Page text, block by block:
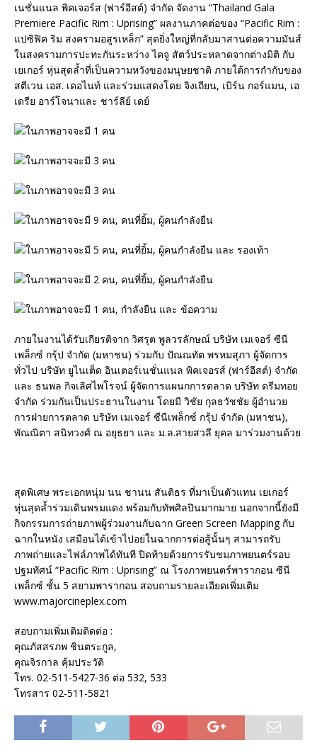
เนชั่นแนล พิคเจอร์ส (ฟาร์อีสต์) จำกัด จัดงาน “Thailand Gala
Premiere Pacific Rim : Uprising” ผลงานภาคต่อของ “Pacific Rim :
แปซิฟิค ริม สงครามอสูรเหล็ก” สุดยิ่งใหญ่ที่กลับมาสานต่อความมันส์
ในสงครามการปะทะกันระหว่าง ไคจู สัตว์ประหลาดจากต่างมิติ กับ
เยเกอร์ หุ่นสุดล้ำที่เป็นความหวังของมนุษยชาติ ภายใต้การกำกับของ
สตีเวน เอส. เดอไนท์ และร่วมแสดงโดย จิงเถียน, เบิร์น กอร์แมน, เอ
เดรีย อาร์โจนาและ ชาร์ลีย์ เดย์
ภายในงานได้รับเกียรติจาก วิศรุต พูลวรลักษณ์ บริษัท เมเจอร์ ซีนี
เพล็กซ์ กรุ้ป จำกัด (มหาชน) ร่วมกับ ปัณณทัต พรหมสุภา ผู้จัดการ
ทั่วไป บริษัท ยูไนเต็ด อินเตอร์เนชั่นแนล พิคเจอรส์ (ฟาร์อีสต์) จำกัด
และ ธนพล กิจเลิศไพโรจน์ ผู้จัดการแผนกการตลาด บริษัท ดรีมทอย
จำกัด ร่วมกันเป็นประธานในงาน โดยมี วิชัย กุลธวัชชัย ผู้อำนวย
การฝ่ายการตลาด บริษัท เมเจอร์ ซีนีเพล็กซ์ กรุ้ป จำกัด (มหาชน),
พัณณิตา สนิทวงศ์ ณ อยุธยา และ ม.ล.สายสวลี ยุคล มาร่วมงานด้วย
สุดพิเศษ พระเอกหนุ่ม นน ชานน สันติธร ที่มาเป็นตัวแทน เยเกอร์
หุ่นสุดล้ำร่วมเดินพรมแดง พร้อมกับทัพศิลปินมากมาย นอกจากนี้ยังมี
กิจกรรมการถ่ายภาพผู้ร่วมงานกับฉาก Green Screen Mapping กับ
ฉากในหนัง เสมือนได้เข้าไปอย่ในฉากการต่อสู้นั้นๆ สามารถรับ
ภาพถ่ายและไฟล์ภาพได้ทันที ปิดท้ายด้วยการรับชมภาพยนตร์รอบ
ปฐมทัศน์ “Pacific Rim : Uprising” ณ โรงภาพยนตร์พารากอน ซีนี
เพล็กซ์ ชั้น 5 สยามพารากอน สอบถามรายละเอียดเพิ่มเติม
www.majorcineplex.com
สอบถามเพิ่มเติมติดต่อ :
คุณภัสสรภพ ชินตระกูล,
คุณจิรกาล คุ้มประวัติ
โทร. 02-511-5427-36 ต่อ 532, 533
โทรสาร 02-511-5821